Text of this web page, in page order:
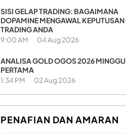
SISI GELAP TRADING: BAGAIMANA
DOPAMINE MENGAWAL KEPUTUSAN
TRADING ANDA
9:00 AM 04 Aug 2026
ANALISA GOLD OGOS 2026 MINGGU
PERTAMA
1:34 PM 02 Aug 2026
PENAFIAN DAN AMARAN